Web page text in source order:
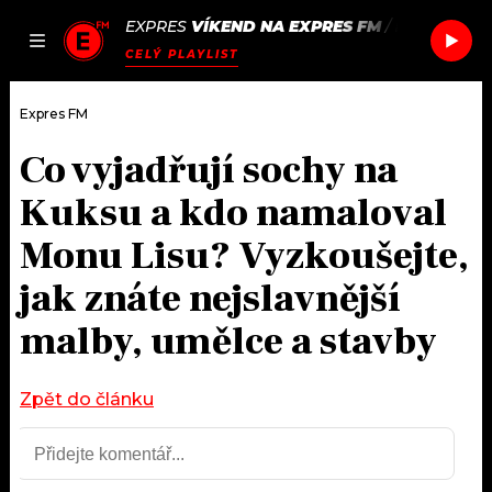
JAK
SEZNAM.CZ
EXPRES VÍKEND NA EXPRES FM/ FUGEES
CELÝ PLAYLIST
DOMŮ
ČLÁNKY
AKTUÁLNĚ
HUDBA
ROZHOVORY
#NEBUDUDOMA
PODCASTY
JAK NALADIT
RÁDIO
APLIKACE
SOUTĚŽE
Expres FM
Co vyjadřují sochy na
Kuksu a kdo namaloval
Monu Lisu? Vyzkoušejte,
jak znáte nejslavnější
malby, umělce a stavby
Zpět do článku